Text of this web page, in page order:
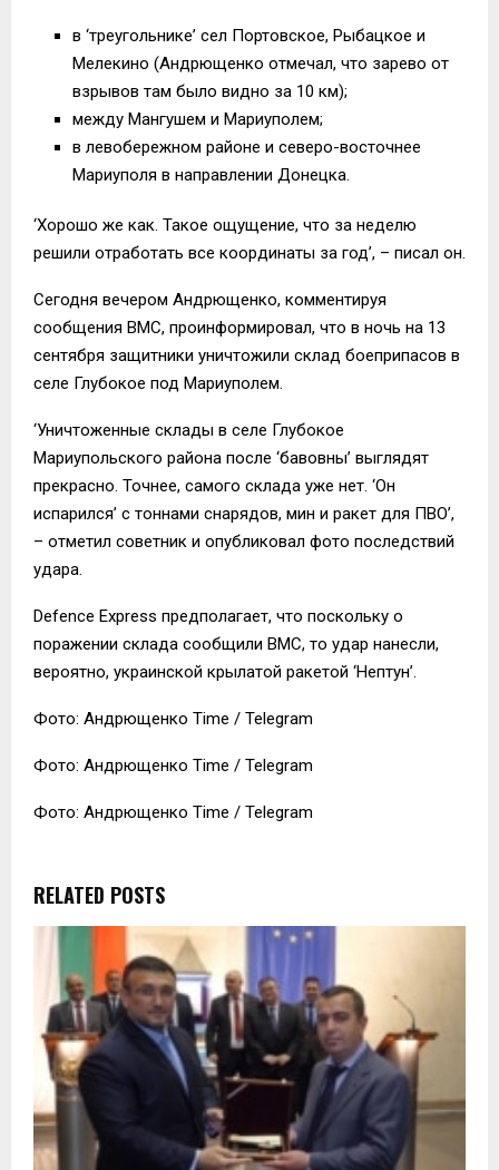
в ‘треугольнике’ сел Портовское, Рыбацкое и
Мелекино (Андрющенко отмечал, что зарево от
взрывов там было видно за 10 км);
между Мангушем и Мариуполем;
в левобережном районе и северо-восточнее
Мариуполя в направлении Донецка.
‘Хорошо же как. Такое ощущение, что за неделю
решили отработать все координаты за год’, – писал он.
Сегодня вечером Андрющенко, комментируя
сообщения ВМС, проинформировал, что в ночь на 13
сентября защитники уничтожили склад боеприпасов в
селе Глубокое под Мариуполем.
‘Уничтоженные склады в селе Глубокое
Мариупольского района после ‘бавовны’ выглядят
прекрасно. Точнее, самого склада уже нет. ‘Он
испарился’ с тоннами снарядов, мин и ракет для ПВО’,
– отметил советник и опубликовал фото последствий
удара.
Defence Express предполагает, что поскольку о
поражении склада сообщили ВМС, то удар нанесли,
вероятно, украинской крылатой ракетой ‘Нептун’.
Фото: Андрющенко Time / Telegram
Фото: Андрющенко Time / Telegram
Фото: Андрющенко Time / Telegram
RELATED POSTS